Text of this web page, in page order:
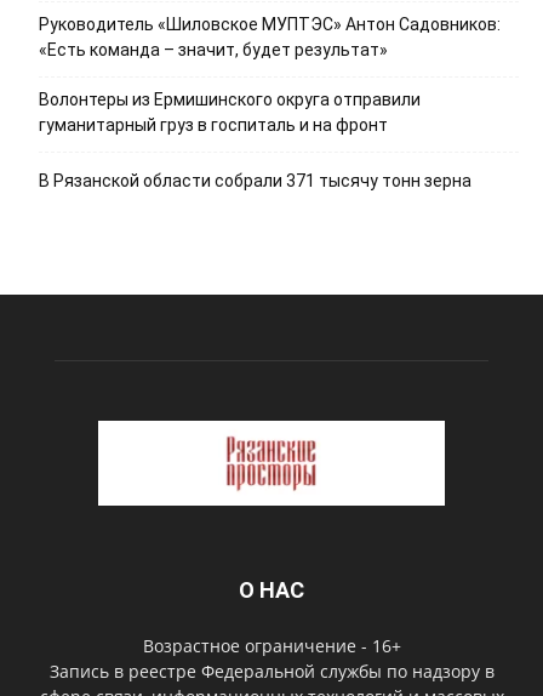
Руководитель «Шиловское МУПТЭС» Антон Садовников:
«Есть команда – значит, будет результат»
Волонтеры из Ермишинского округа отправили
гуманитарный груз в госпиталь и на фронт
В Рязанской области собрали 371 тысячу тонн зерна
О НАС
Возрастное ограничение - 16+
Запись в реестре Федеральной службы по надзору в